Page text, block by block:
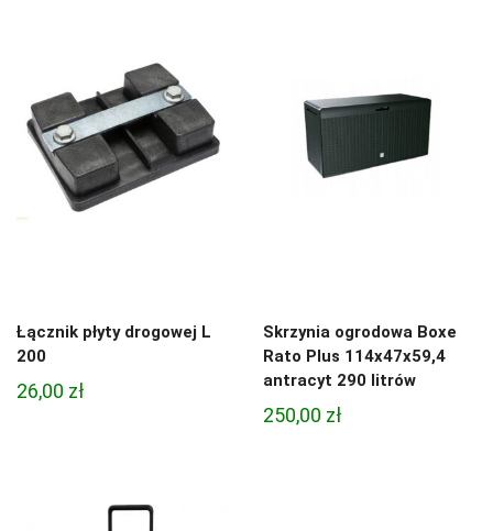
Łącznik płyty drogowej L
200
26,00 zł
Skrzynia ogrodowa Boxe
Rato Plus 114x47x59,4
antracyt 290 litrów
250,00 zł